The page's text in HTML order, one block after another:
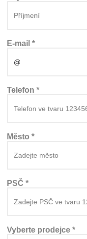
E-mail *
Telefon *
Město *
PSČ *
Vyberte prodejce *